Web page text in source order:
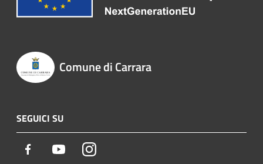
Comune di Carrara
SEGUICI SU
Facebook YoutubeInstagram